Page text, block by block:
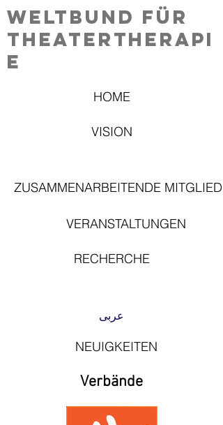
Weltbund für
Theatertherapi
e
HOME
VISION
ZUSAMMENARBEITENDE
VERANSTALTUNGEN
RECHERCHE
عربى
NEUIGKEITEN
Verbände